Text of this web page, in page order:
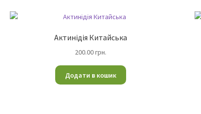
Актинідія Китайська
200.00грн.
Додати в кошик